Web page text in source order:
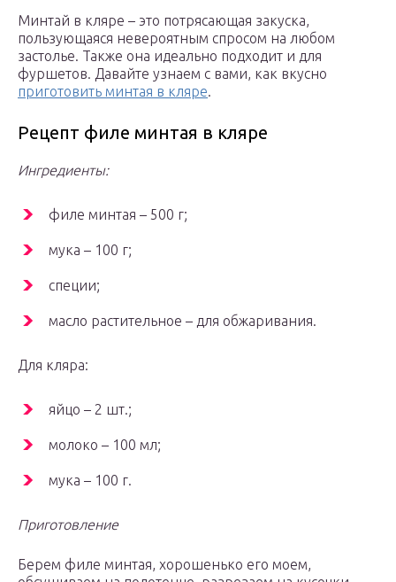
Минтай в кляре – это потрясающая закуска,
пользующаяся невероятным спросом на любом
застолье. Также она идеально подходит и для
фуршетов. Давайте узнаем с вами, как вкусно
приготовить минтая в кляре.
Рецепт филе минтая в кляре
Ингредиенты:
филе минтая – 500 г;
мука – 100 г;
специи;
масло растительное – для обжаривания.
Для кляра:
яйцо – 2 шт.;
молоко – 100 мл;
мука – 100 г.
Приготовление
Берем филе минтая, хорошенько его моем,